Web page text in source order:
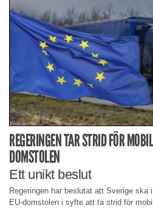
REGERINGEN TAR STRID FÖR
DOMSTOLEN
Ett unikt beslut
Regeringen har beslutat att Sverige
EU-domstolen i syfte att ta strid för